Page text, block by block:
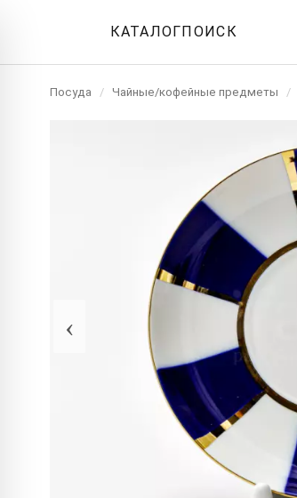
КАТАЛОГПОИСК
Посуда / Чайные/кофейные предметы /
‹